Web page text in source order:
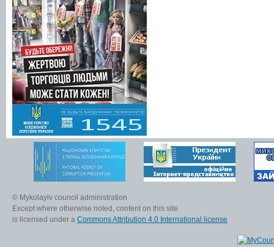
© Mykolayiv council administration
Except where otherwise noted, content on this site
is licensed under a Commons Attribution 4.0 International license